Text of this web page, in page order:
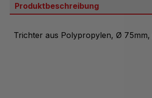
Produktbeschreibung
Trichter aus Polypropylen, Ø 75mm,